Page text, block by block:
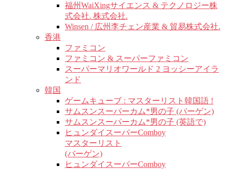
福州WaiXingサイエンス & テクノロジー株
式会社. 株式会社.
Winsen / 広州李チェン産業 & 貿易株式会社.
香港
ファミコン
ファミコン & スーパーファミコン
スーパーマリオワールド 2 ヨッシーアイラ
ンド
韓国
ゲームキューブ : マスターリスト韓国語 !
サムスンスーパーカム*男の子 (バーゲン)
サムスンスーパーカム*男の子 (英語で)
ヒュンダイスーパーComboy
マスターリスト
(バーゲン)
ヒュンダイスーパーComboy